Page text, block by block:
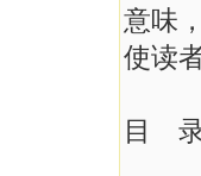
意味
使读
目 录